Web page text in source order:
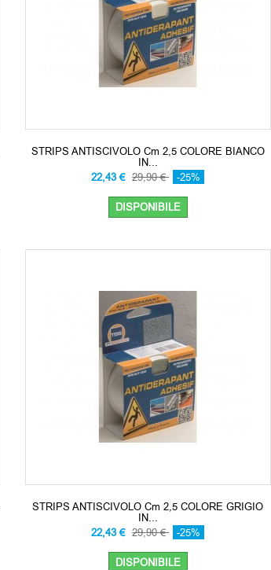
STRIPS ANTISCIVOLO Cm 2,5 COLORE BIANCO
IN...
22,43 € 29,90 € -25%
DISPONIBILE
STRIPS ANTISCIVOLO Cm 2,5 COLORE GRIGIO
IN...
22,43 € 29,90 € -25%
DISPONIBILE